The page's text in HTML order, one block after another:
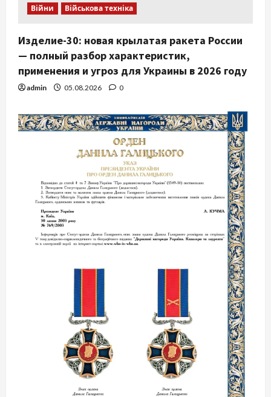
Війни Військова техніка
Изделие-30: новая крылатая ракета России
— полный разбор характеристик,
применения и угроз для Украины в 2026 году
admin 05.08.2026 0